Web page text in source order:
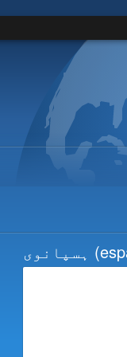
ہسپانوی